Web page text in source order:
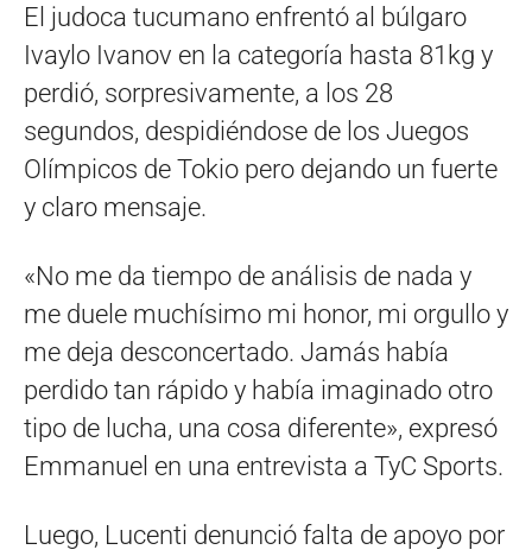
El judoca tucumano enfrentó al búlgaro
Ivaylo Ivanov en la categoría hasta 81kg y
perdió, sorpresivamente, a los 28
segundos, despidiéndose de los Juegos
Olímpicos de Tokio pero dejando un fuerte
y claro mensaje.
«No me da tiempo de análisis de nada y
me duele muchísimo mi honor, mi orgullo y
me deja desconcertado. Jamás había
perdido tan rápido y había imaginado otro
tipo de lucha, una cosa diferente», expresó
Emmanuel en una entrevista a TyC Sports.
Luego, Lucenti denunció falta de apoyo por